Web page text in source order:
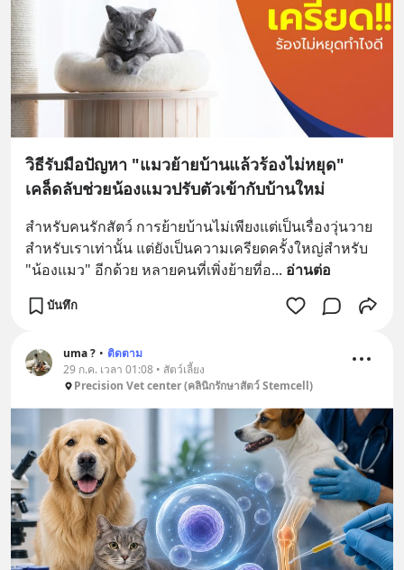
วิธีรับมือปัญหา "แมวย้ายบ้านแล้วร้องไม่หยุด"
เคล็ดลับช่วยน้องแมวปรับตัวเข้ากับบ้านใหม่
สำหรับคนรักสัตว์ การย้ายบ้านไม่เพียงแต่เป็นเรื่องวุ่นวาย
สำหรับเราเท่านั้น แต่ยังเป็นความเครียดครั้งใหญ่สำหรับ
"น้องแมว" อีกด้วย หลายคนที่เพิ่งย้ายที่อ... อ่านต่อ
บันทึก
uma ? • ติดตาม
29 ก.ค. เวลา 01:08 • สัตว์เลี้ยง
Precision Vet center (คลินิกรักษาสัตว์ Stemcell)